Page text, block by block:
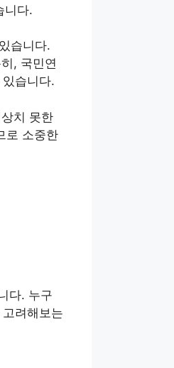
니다.
습니다.
, 국민연
습니다.
치 못한
로 소중한
다. 누구
려해보는